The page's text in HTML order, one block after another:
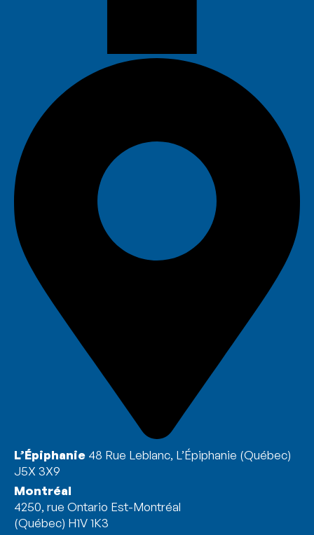
L’Épiphanie 48 Rue Leblanc, L’Épiphanie (Québec)
J5X 3X9
Montréal
4250, rue Ontario Est-Montréal
(Québec) H1V 1K3